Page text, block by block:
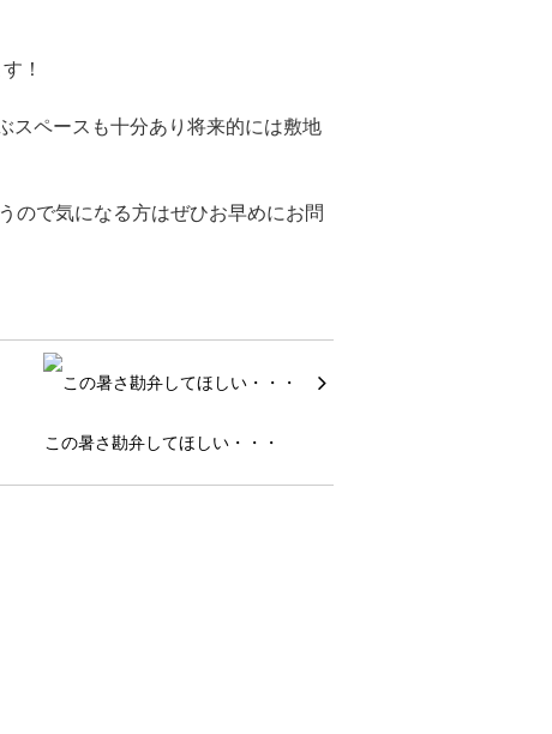
！
スペースも十分あり将来的には敷地
ので気になる方はぜひお早めにお問
この暑さ勘弁してほしい・・・